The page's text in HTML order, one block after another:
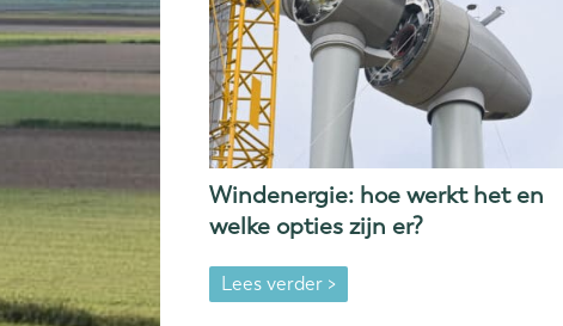
Windenergie: hoe werkt het en
welke opties zijn er?
Lees verder >